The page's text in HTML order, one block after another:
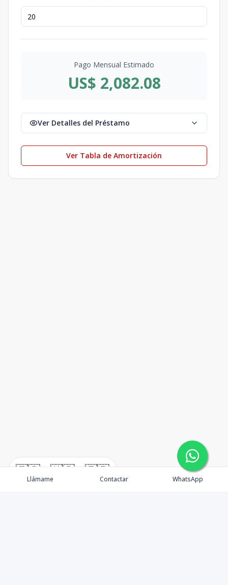
🇪🇸 🇺🇸 🇫🇷
Pago Mensual Estimado
US$ 2,082.08
Ver Detalles del Préstamo
Ver Tabla de Amortización
Llámame Contactar WhatsApp